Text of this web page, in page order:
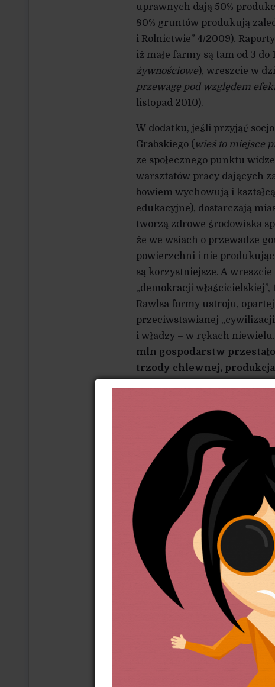
uprawnych dają 50%
80% gruntów produkują
i Rolnictwie” 4/2009).
iż małe farmy są tam od 3
żywnościowe), wreszcie w
przewagę pod względem
listopad 2010).
W dodatku, jeśli przyjąć
Grabskiego ( wieś to miejsce
ze społecznego punktu
warsztatów pracy dających
bowiem wychowują i
edukacyjne), dostarczają
tworzą zdrowe środowiska
że we wsiach o przewadze
powierzchni i nie
są korzystniejsze. A
„demokracji
Rawlsa formy ustroju,
przeciwstawianej
i władzy – w rękach
mln gospodarstw
trzody chlewnej, produkcja
te trzeba czytać
wskutek rozstrzygnięć
do wytycznych Unii.
małych przetwórni.
obsługiwały rynki
tak więc tyle rodzin
nie z powodu „wyuczonej
administracyjnych.
Specjaliści twierdzą, że
pozytywne skutki w sferze
o rozmaitych limitach
w imię konieczności
zabiegów jest raczej
w przeliczeniu na miliony
zmalała do 54,5 mln (W.
iż wciąż zmniejsza się
chlewnej i brojlerów, choć